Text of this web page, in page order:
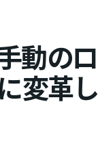
動のロ
変革し